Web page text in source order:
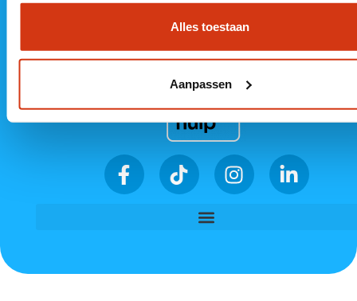
Alles toestaan
Aanpassen
Almere